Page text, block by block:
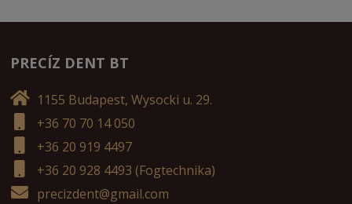
PRECÍZ DENT BT
1155 Budapest, Wysocki u. 29.
+36 70 70 14 050
+36 20 919 4497
+36 20 928 4493 (Fogtechnika)
precizdent@gmail.com